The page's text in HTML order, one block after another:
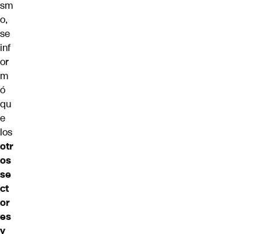
sm
o,
se
inf
or
m
ó
qu
e
los
otr
os
se
ct
or
es
y